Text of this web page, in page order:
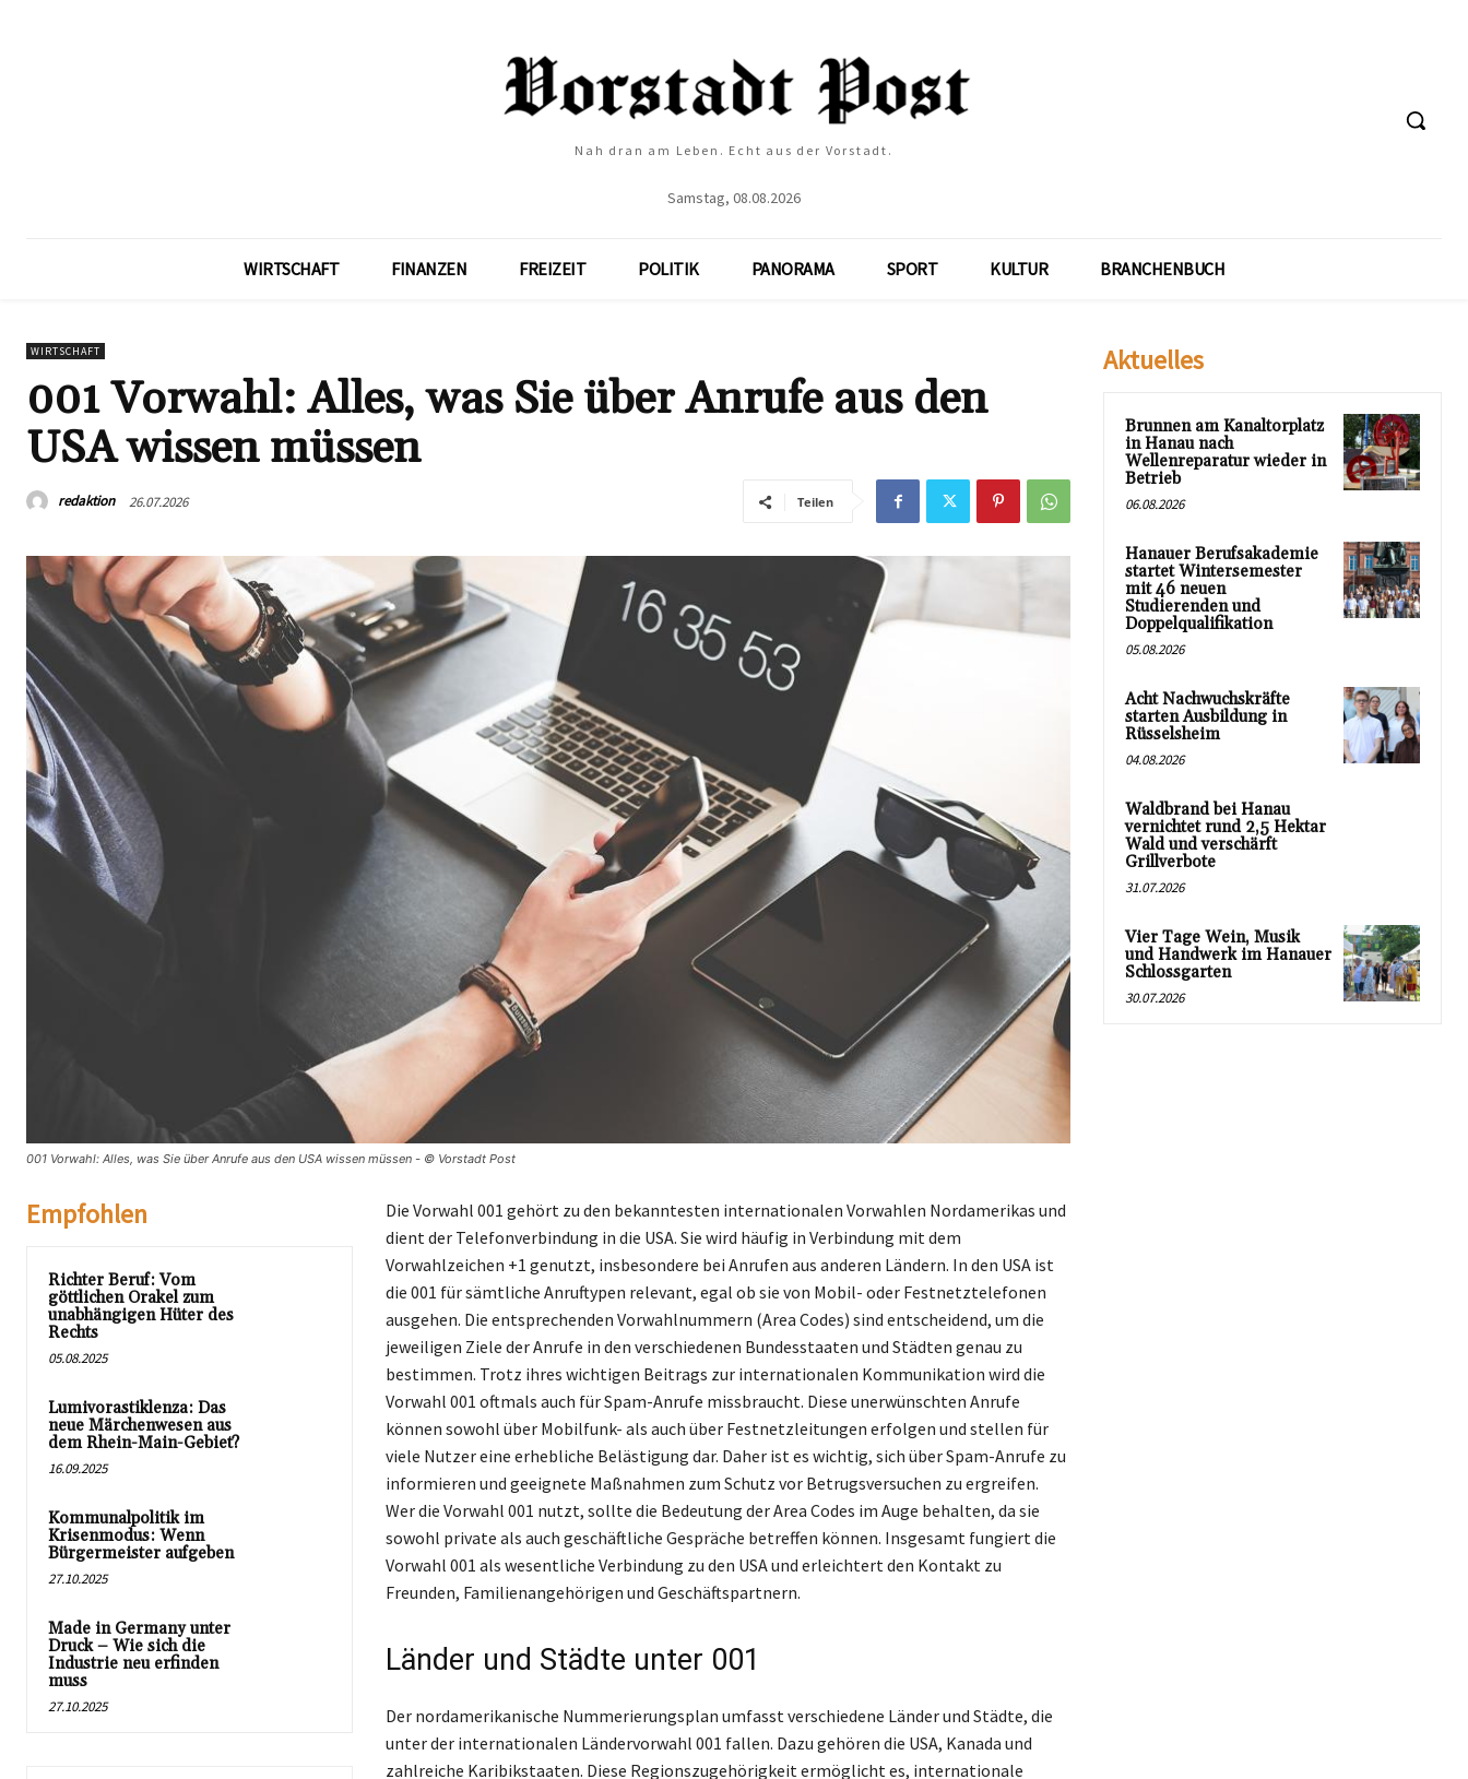
Nah dran am Leben. Echt aus der Vorstadt.
Samstag, 08.08.2026
WIRTSCHAFT FINANZEN FREIZEIT POLITIK PANORAMA SPORT KULTUR BRANCHENBUCH
WIRTSCHAFT
001 Vorwahl: Alles, was Sie über Anrufe aus den
USA wissen müssen
redaktion 26.07.2026 Teilen
001 Vorwahl: Alles, was Sie über Anrufe aus den USA wissen müssen - © Vorstadt Post
Empfohlen
Richter Beruf: Vom
göttlichen Orakel zum
unabhängigen Hüter des
Rechts
05.08.2025
Lumivorastiklenza: Das
neue Märchenwesen aus
dem Rhein-Main-Gebiet?
16.09.2025
Kommunalpolitik im
Krisenmodus: Wenn
Bürgermeister aufgeben
27.10.2025
Made in Germany unter
Druck – Wie sich die
Industrie neu erfinden
muss
27.10.2025
Die Vorwahl 001 gehört zu den bekanntesten internationalen Vorwahlen Nordamerikas und
dient der Telefonverbindung in die USA. Sie wird häufig in Verbindung mit dem
Vorwahlzeichen +1 genutzt, insbesondere bei Anrufen aus anderen Ländern. In den USA ist
die 001 für sämtliche Anruftypen relevant, egal ob sie von Mobil- oder Festnetztelefonen
ausgehen. Die entsprechenden Vorwahlnummern (Area Codes) sind entscheidend, um die
jeweiligen Ziele der Anrufe in den verschiedenen Bundesstaaten und Städten genau zu
bestimmen. Trotz ihres wichtigen Beitrags zur internationalen Kommunikation wird die
Vorwahl 001 oftmals auch für Spam-Anrufe missbraucht. Diese unerwünschten Anrufe
können sowohl über Mobilfunk- als auch über Festnetzleitungen erfolgen und stellen für
viele Nutzer eine erhebliche Belästigung dar. Daher ist es wichtig, sich über Spam-Anrufe zu
informieren und geeignete Maßnahmen zum Schutz vor Betrugsversuchen zu ergreifen.
Wer die Vorwahl 001 nutzt, sollte die Bedeutung der Area Codes im Auge behalten, da sie
sowohl private als auch geschäftliche Gespräche betreffen können. Insgesamt fungiert die
Vorwahl 001 als wesentliche Verbindung zu den USA und erleichtert den Kontakt zu
Freunden, Familienangehörigen und Geschäftspartnern.
Länder und Städte unter 001
Der nordamerikanische Nummerierungsplan umfasst verschiedene Länder und Städte, die
unter der internationalen Ländervorwahl 001 fallen. Dazu gehören die USA, Kanada und
zahlreiche Karibikstaaten. Diese Regionszugehörigkeit ermöglicht es, internationale
Aktuelles
Brunnen am Kanaltorplatz
in Hanau nach
Wellenreparatur wieder in
Betrieb
06.08.2026
Hanauer Berufsakademie
startet Wintersemester
mit 46 neuen
Studierenden und
Doppelqualifikation
05.08.2026
Acht Nachwuchskräfte
starten Ausbildung in
Rüsselsheim
04.08.2026
Waldbrand bei Hanau
vernichtet rund 2,5 Hektar
Wald und verschärft
Grillverbote
31.07.2026
Vier Tage Wein, Musik
und Handwerk im Hanauer
Schlossgarten
30.07.2026